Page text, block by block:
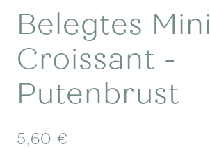
Belegtes Mini
Croissant -
Putenbrust
5,60 €